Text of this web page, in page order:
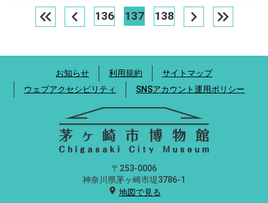
keyboard_double_arrow_left chevron_left 136 137 138 chevron_right keyboard_double_arrow_right
お知らせ 利用規約
サイトマップ
ウェブアクセシビリティ
SNSアカウント運用ポリシー
〒253-0006
神奈川県茅ヶ崎市堤3786-1
location_on 地図で見る